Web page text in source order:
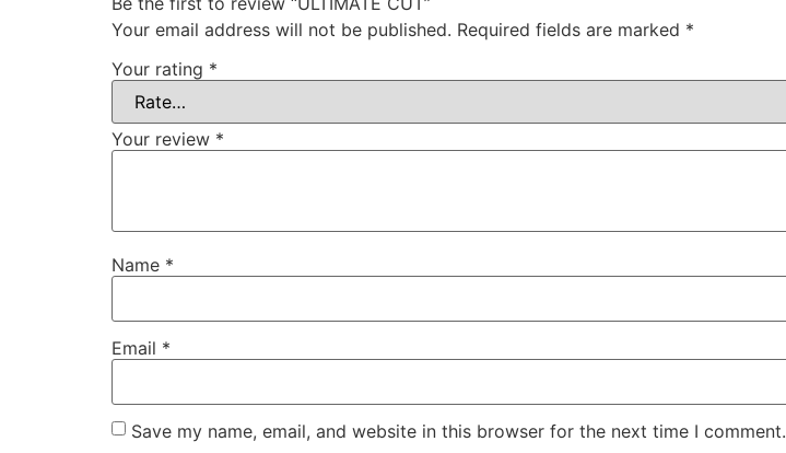
Your email address will not be published. Required fields are marked *
Your rating *
Your review *
Name *
Email *
Save my name, email, and website in this browser for the next time I comment.